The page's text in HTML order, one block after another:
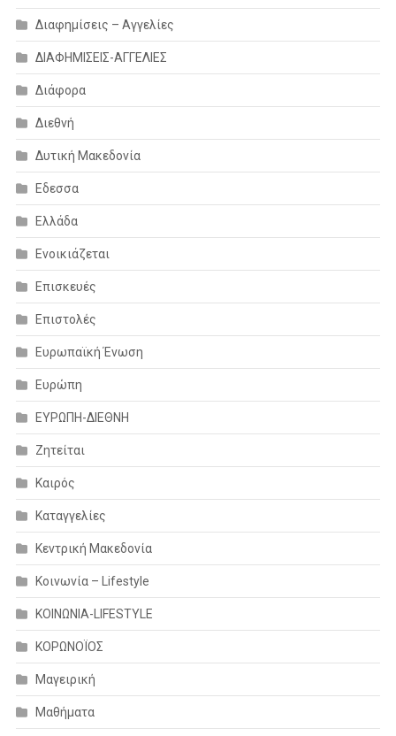
Διαφημίσεις – Αγγελίες
ΔΙΑΦΗΜΙΣΕΙΣ-ΑΓΓΕΛΙΕΣ
Διάφορα
Διεθνή
Δυτική Μακεδονία
Εδεσσα
Ελλάδα
Ενοικιάζεται
Επισκευές
Επιστολές
Ευρωπαϊκή Ένωση
Ευρώπη
ΕΥΡΩΠΗ-ΔΙΕΘΝΗ
Ζητείται
Καιρός
Καταγγελίες
Κεντρική Μακεδονία
Κοινωνία – Lifestyle
ΚΟΙΝΩΝΙΑ-LIFESTYLE
ΚΟΡΩΝΟΪΟΣ
Μαγειρική
Μαθήματα